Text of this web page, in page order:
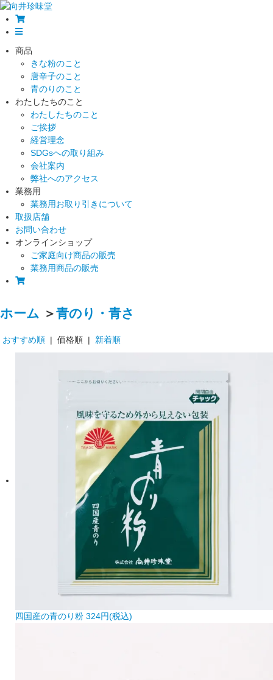
商品
きな粉のこと
唐辛子のこと
青のりのこと
わたしたちのこと
わたしたちのこと
ご挨拶
経営理念
SDGsへの取り組み
会社案内
弊社へのアクセス
業務用
業務用お取り引きについて
取扱店舗
お問い合わせ
オンラインショップ
ご家庭向け商品の販売
業務用商品の販売
ホーム ＞青のり・青さ
おすすめ順 | 価格順 | 新着順
四国産の青のり粉 324円(税込)